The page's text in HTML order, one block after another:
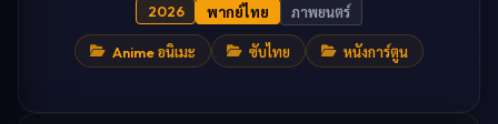
2026 พากย์ไทย ภาพยนตร์
Anime อนิเมะ ซับไทย หนังการ์ตูน